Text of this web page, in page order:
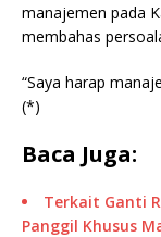
manajemen pada
membahas
“Saya harap
(*)
Baca Juga:
Terkait Ganti
Panggil Khusus